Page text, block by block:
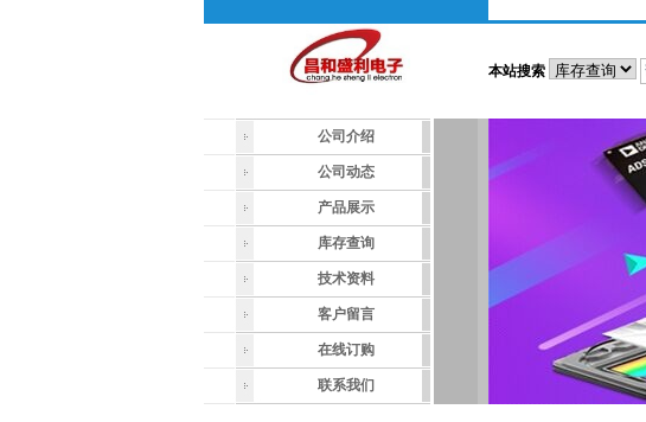
本站搜索
公司介绍
公司动态
产品展示
库存查询
技术资料
客户留言
在线订购
联系我们